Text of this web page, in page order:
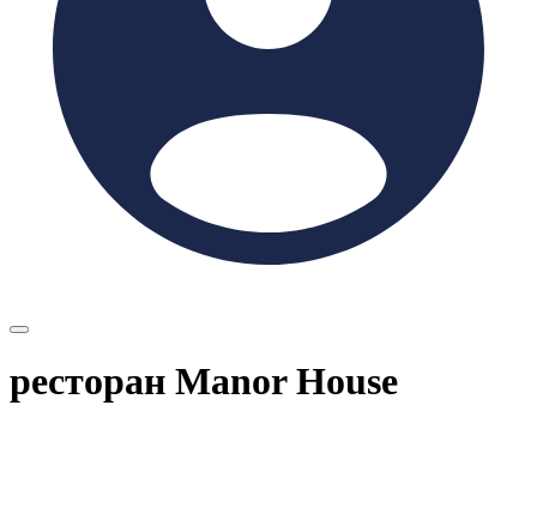
ресторан Manor House